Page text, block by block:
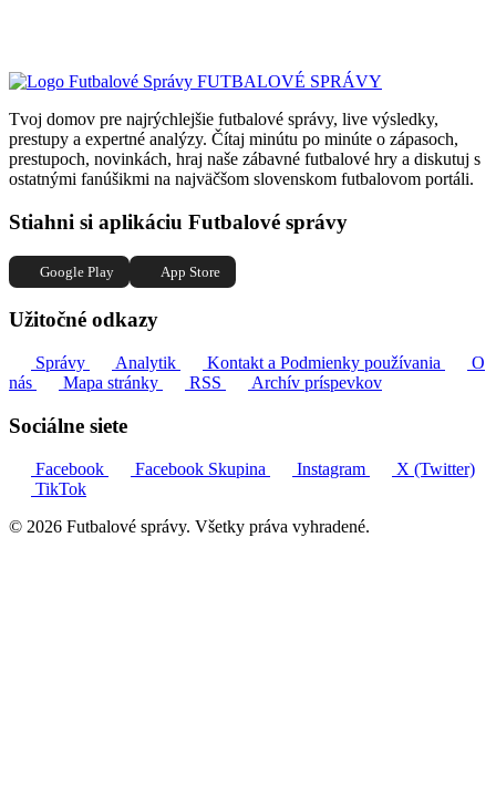
FUTBALOVÉ SPRÁVY
Tvoj domov pre najrýchlejšie futbalové správy, live výsledky,
prestupy a expertné analýzy. Čítaj minútu po minúte o zápasoch,
prestupoch, novinkách, hraj naše zábavné futbalové hry a diskutuj s
ostatnými fanúšikmi na najväčšom slovenskom futbalovom portáli.
Stiahni si aplikáciu Futbalové správy
Google Play App Store
Užitočné odkazy
Správy Analytik Kontakt a Podmienky používania
O
nás
Mapa stránky RSS Archív príspevkov
Sociálne siete
Facebook Facebook Skupina Instagram
X (Twitter)
TikTok
© 2026 Futbalové správy. Všetky práva vyhradené.